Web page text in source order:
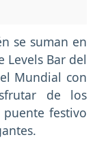
se suman en
Levels Bar del
Mundial con
de los
festivo